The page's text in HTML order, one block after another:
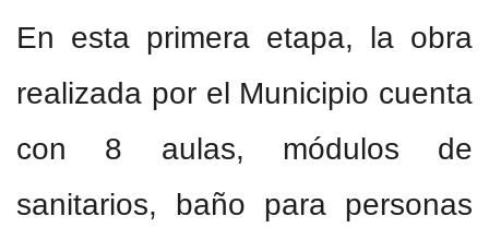
En esta primera etapa, la obra
realizada por el Municipio cuenta
con 8 aulas, módulos de
sanitarios, baño para personas